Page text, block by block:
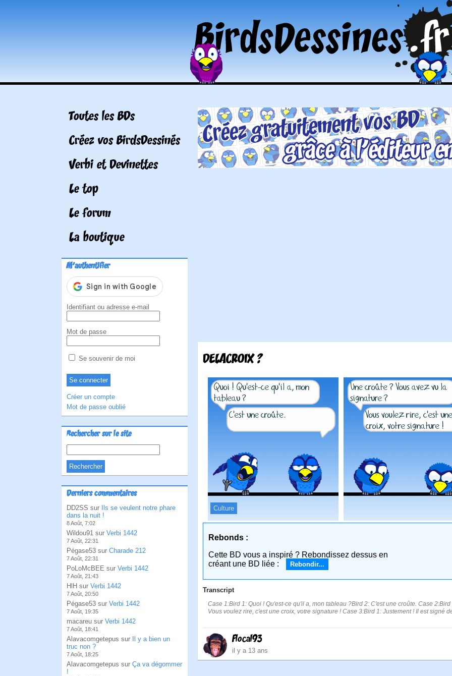
Toutes les BDs
Créez vos BirdsDessinés
Verbi et Devinettes
Le top
Le forum
La boutique
M'authentifier
Identifiant ou adresse e-mail
Mot de passe
Se souvenir de moi
Créer un compte
Mot de passe oublié
Rechercher sur le site
Derniers commentaires
DD2SS sur
Ils se veulent notre phare
dans la nuit !
8 Août, 7:02
Wildou91 sur Verbi 1442
7 Août, 22:31
Pégase53 sur Charade 212
7 Août, 22:31
PoLoMcBEE sur Verbi 1442
7 Août, 21:43
HlH sur Verbi 1442
7 Août, 20:50
Pégase53 sur Verbi 1442
7 Août, 19:35
macareu sur Verbi 1442
7 Août, 18:41
Alavacomgetepus sur
Il y a bien un
truc non ?
7 Août, 18:25
Alavacomgetepus sur Ça va dégommer
!
DELACROIX ?
Culture
Rebonds :
Cette BD vous a inspiré ? Rebondissez dessus en
créant une BD liée :
Rebondir...
Transcript
Case 1:Bird 1: Quoi ! Qu'est-ce qu'il a, mon tableau ?Bird 2: C'est une croûte. Case
Vous voulez rire, c'est une croix, votre signature ! Case 3:Bird 1: Justement ! Il est signé
Flocal93
il y a 13 ans